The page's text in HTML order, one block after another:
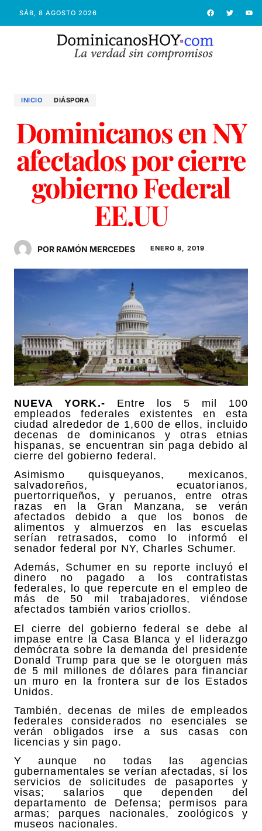
SÁB, 8 AGOSTO 2026
INICIO DIÁSPORA
Dominicanos en NY
afectados por cierre
gobierno Federal
EE.UU
POR RAMÓN MERCEDES ENERO 8, 2019
NUEVA YORK.- Entre los 5 mil 100
empleados federales existentes en esta
ciudad alrededor de 1,600 de ellos, incluido
decenas de dominicanos y otras etnias
hispanas, se encuentran sin paga debido al
cierre del gobierno federal.
Asimismo quisqueyanos, mexicanos,
salvadoreños, ecuatorianos,
puertorriqueños, y peruanos, entre otras
razas en la Gran Manzana, se verán
afectados debido a que los bonos de
alimentos y almuerzos en las escuelas
serían retrasados, como lo informó el
senador federal por NY, Charles Schumer.
Además, Schumer en su reporte incluyó el
dinero no pagado a los contratistas
federales, lo que repercute en el empleo de
más de 50 mil trabajadores, viéndose
afectados también varios criollos.
El cierre del gobierno federal se debe al
impase entre la Casa Blanca y el liderazgo
demócrata sobre la demanda del presidente
Donald Trump para que se le otorguen más
de 5 mil millones de dólares para financiar
un muro en la frontera sur de los Estados
Unidos.
También, decenas de miles de empleados
federales considerados no esenciales se
verán obligados irse a sus casas con
licencias y sin pago.
Y aunque no todas las agencias
gubernamentales se verían afectadas, sí los
servicios de solicitudes de pasaportes y
visas; salarios que dependen del
departamento de Defensa; permisos para
armas; parques nacionales, zoológicos y
museos nacionales.